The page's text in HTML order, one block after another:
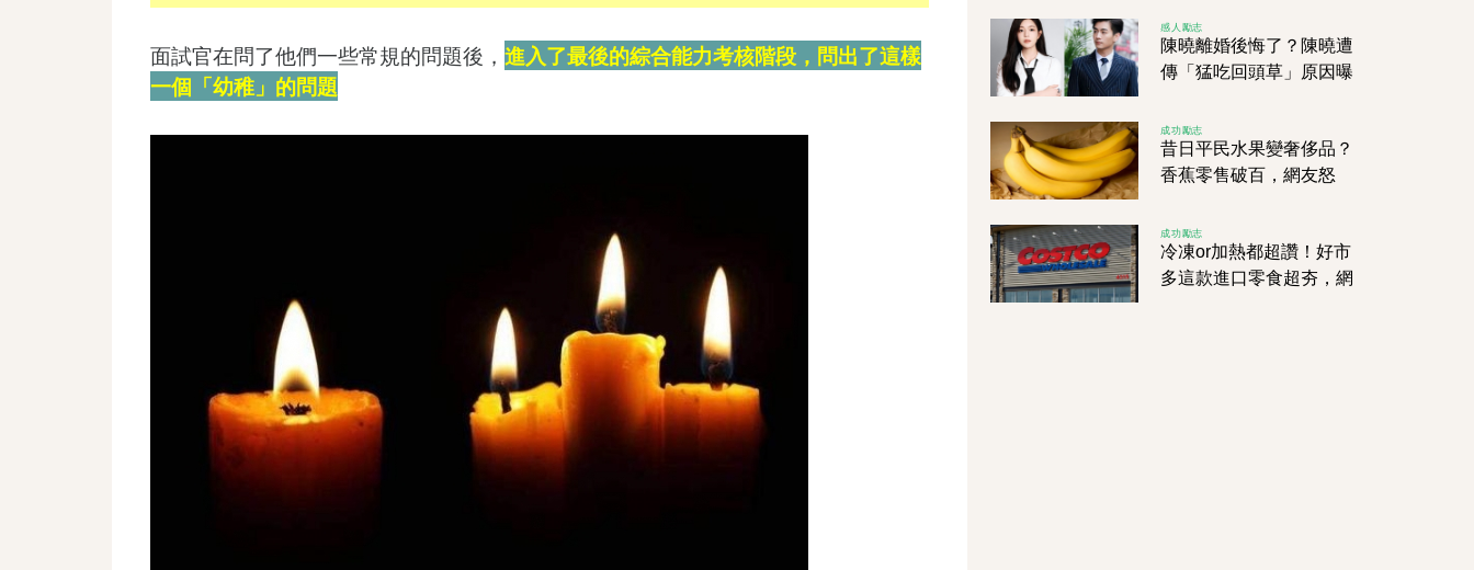
面試官在問了他們一些常規的問題後， 進入了最後的綜合能力考核階段，問出了這樣
一個「幼稚」的問題
高達10倍
感人勵志
陳曉離婚後悔了？陳曉遭
傳「猛吃回頭草」原因曝
成功勵志
昔日平民水果變奢侈品？
香蕉零售破百，網友怒
成功勵志
冷凍or加熱都超讚！好市
多這款進口零食超夯，網